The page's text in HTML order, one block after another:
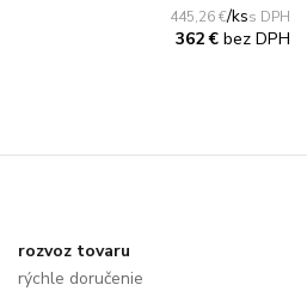
445,26 €/ks
362 €bez DPH
rozvoz tovaru
rýchle doručenie